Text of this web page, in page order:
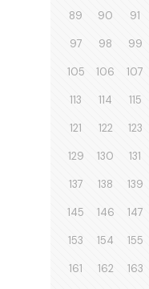
89 90 91
97 98 99
105 106 107
113 114 115
121 122 123
129 130 131
137 138 139
145 146 147
153 154 155
161 162 163